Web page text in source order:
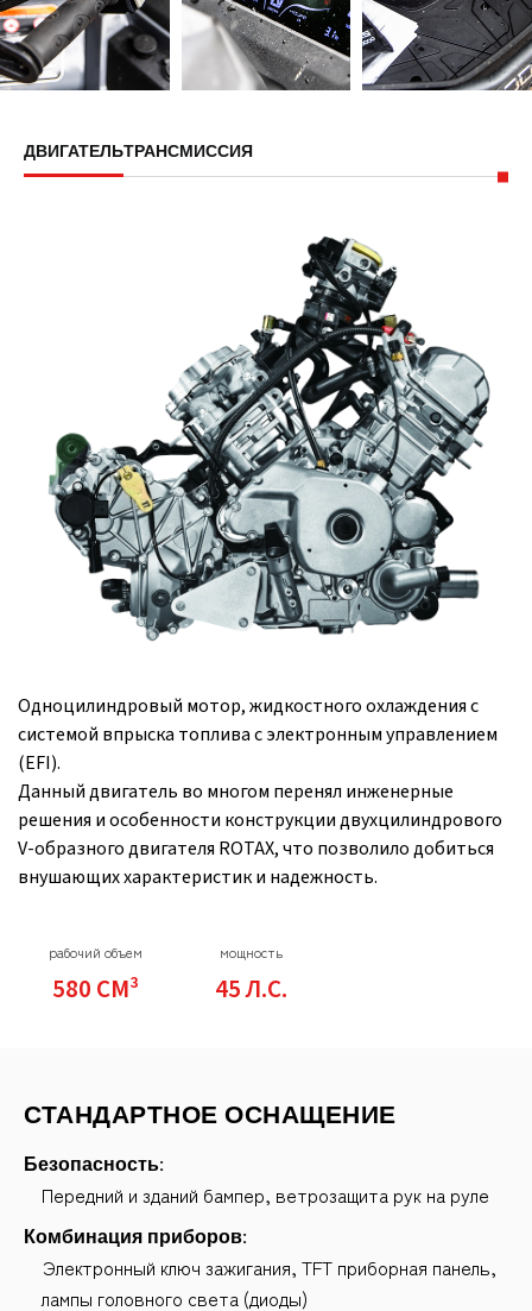
ДВИГАТЕЛЬТРАНСМИССИЯ
Одноцилиндровый мотор, жидкостного охлаждения с
системой впрыска топлива с электронным управлением
(EFI).
Данный двигатель во многом перенял инженерные
решения и особенности конструкции двухцилиндрового
V-образного двигателя ROTAX, что позволило добиться
внушающих характеристик и надежность.
рабочий объем
580 СМ³
мощность
45 Л.С.
СТАНДАРТНОЕ ОСНАЩЕНИЕ
Безопасность:
Передний и зданий бампер, ветрозащита рук на руле
Комбинация приборов:
Электронный ключ зажигания, TFT приборная панель,
лампы головного света (диоды)